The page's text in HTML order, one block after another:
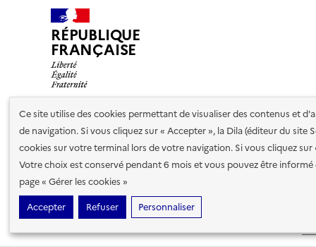
Ce site utilise des cookies permettant de visualiser des contenus et
de navigation. Si vous cliquez sur « Accepter », la Dila (éditeur du site
cookies sur votre terminal lors de votre navigation. Si vous cliquez sur
Votre choix est conservé pendant 6 mois et vous pouvez être
page « Gérer les cookies »
Accepter
Refuser Personnaliser
RÉPUBLIQUE
FRANÇAISE
Nos partenaires
Plan du site Accessibilité : totalement conforme
cookies